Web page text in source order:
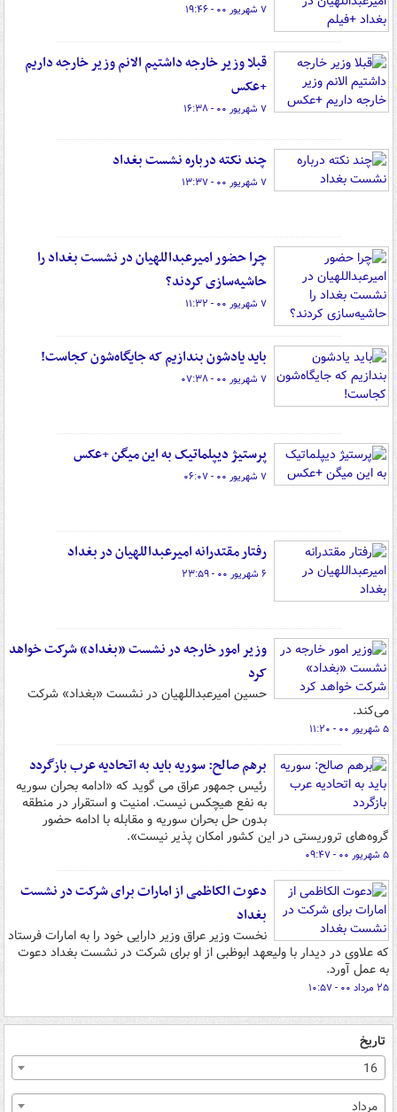
۷ شهریور ۰۰ - ۱۹:۴۶
قبلا وزیر خارجه داشتیم الانم وزیر خارجه داریم
+عکس
۷ شهریور ۰۰ - ۱۶:۳۸
چند نکته درباره نشست بغداد
۷ شهریور ۰۰ - ۱۳:۳۷
چرا حضور امیرعبداللهیان در نشست بغداد را
حاشیه‌سازی کردند؟
۷ شهریور ۰۰ - ۱۱:۳۲
باید یادشون بندازیم که جایگاه‌شون کجاست!
۷ شهریور ۰۰ - ۰۷:۳۸
پرستیژ دیپلماتیک به این میگن +عکس
۷ شهریور ۰۰ - ۰۶:۰۷
رفتار مقتدرانه امیرعبداللهیان در بغداد
۶ شهریور ۰۰ - ۲۳:۵۹
وزیر امور خارجه در نشست «بغداد» شرکت خواهد
کرد
حسین امیرعبداللهیان در نشست «بغداد» شرکت
می‌کند.
۵ شهریور ۰۰ - ۱۱:۲۰
برهم صالح: سوریه باید به اتحادیه عرب بازگردد
رئیس جمهور عراق می گوید که «ادامه بحران سوریه
به نفع هیچکس نیست. امنیت و استقرار در منطقه
بدون حل بحران سوریه و مقابله با ادامه حضور
گروه‌های تروریستی در این کشور امکان پذیر نیست».
۵ شهریور ۰۰ - ۰۹:۴۷
دعوت الکاظمی از امارات برای شرکت در نشست
بغداد
نخست وزیر عراق وزیر دارایی خود را به امارات فرستاد
که علاوی در دیدار با ولیعهد ابوظبی از او برای شرکت در نشست بغداد دعوت
به عمل آورد.
۲۵ مرداد ۰۰ - ۱۰:۵۷
تاریخ
16
مرداد